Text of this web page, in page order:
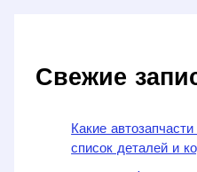
Свежие
Какие
список деталей и